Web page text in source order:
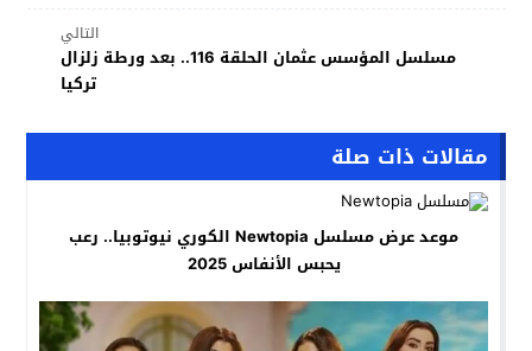
التالي
مسلسل المؤسس عثمان الحلقة 116.. بعد ورطة زلزال
تركيا
مقالات ذات صلة
موعد عرض مسلسل Newtopia الكوري نيوتوبيا.. رعب
يحبس الأنفاس 2025